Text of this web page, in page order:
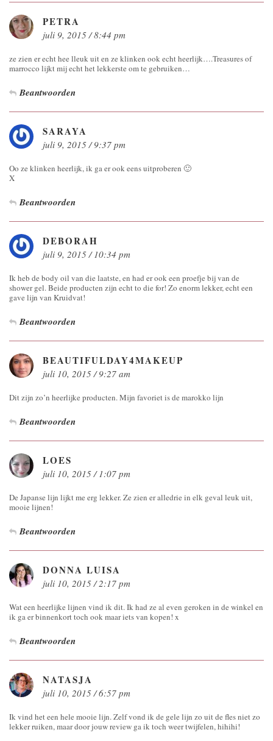
PETRA
juli 9, 2015 / 8:44 pm
ze zien er echt hee lleuk uit en ze klinken ook echt heerlijk….Treasures of
marrocco lijkt mij echt het lekkerste om te gebruiken…
Beantwoorden
SARAYA
juli 9, 2015 / 9:37 pm
Oo ze klinken heerlijk, ik ga er ook eens uitproberen 🙂
X
Beantwoorden
DEBORAH
juli 9, 2015 / 10:34 pm
Ik heb de body oil van die laatste, en had er ook een proefje bij van de
shower gel. Beide producten zijn echt to die for! Zo enorm lekker, echt een
gave lijn van Kruidvat!
Beantwoorden
BEAUTIFULDAY4MAKEUP
juli 10, 2015 / 9:27 am
Dit zijn zo’n heerlijke producten. Mijn favoriet is de marokko lijn
Beantwoorden
LOES
juli 10, 2015 / 1:07 pm
De Japanse lijn lijkt me erg lekker. Ze zien er alledrie in elk geval leuk uit,
mooie lijnen!
Beantwoorden
DONNA LUISA
juli 10, 2015 / 2:17 pm
Wat een heerlijke lijnen vind ik dit. Ik had ze al even geroken in de winkel en
ik ga er binnenkort toch ook maar iets van kopen! x
Beantwoorden
NATASJA
juli 10, 2015 / 6:57 pm
Ik vind het een hele mooie lijn. Zelf vond ik de gele lijn zo uit de fles niet zo
lekker ruiken, maar door jouw review ga ik toch weer twijfelen, hihihi!